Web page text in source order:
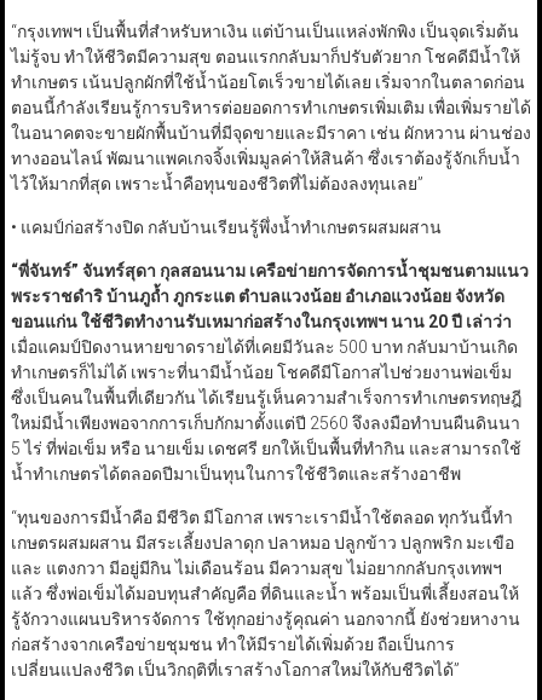
“กรุงเทพฯ เป็นพื้นที่สำหรับหาเงิน แต่บ้านเป็นแหล่งพักพิง เป็นจุดเริ่มต้น
ไม่รู้จบ ทำให้ชีวิตมีความสุข ตอนแรกกลับมาก็ปรับตัวยาก โชคดีมีน้ำให้
ทำเกษตร เน้นปลูกผักที่ใช้น้ำน้อยโตเร็วขายได้เลย เริ่มจากในตลาดก่อน
ตอนนี้กำลังเรียนรู้การบริหารต่อยอดการทำเกษตรเพิ่มเติม เพื่อเพิ่มรายได้
ในอนาคตจะขายผักพื้นบ้านที่มีจุดขายและมีราคา เช่น ผักหวาน ผ่านช่อง
ทางออนไลน์ พัฒนาแพคเกจจิ้งเพิ่มมูลค่าให้สินค้า ซึ่งเราต้องรู้จักเก็บน้ำ
ไว้ให้มากที่สุด เพราะน้ำคือทุนของชีวิตที่ไม่ต้องลงทุนเลย”
• แคมป์ก่อสร้างปิด กลับบ้านเรียนรู้พึ่งน้ำทำเกษตรผสมผสาน
“พี่จันทร์” จันทร์สุดา กุลสอนนาม เครือข่ายการจัดการน้ำชุมชนตามแนว
พระราชดำริ บ้านภูถ้ำ ภูกระแต ตำบลแวงน้อย อำเภอแวงน้อย จังหวัด
ขอนแก่น ใช้ชีวิตทำงานรับเหมาก่อสร้างในกรุงเทพฯ นาน 20ปี เล่าว่า
เมื่อแคมป์ปิดงานหายขาดรายได้ที่เคยมีวันละ 500 บาท กลับมาบ้านเกิด
ทำเกษตรก็ไม่ได้ เพราะที่นามีน้ำน้อย โชคดีมีโอกาสไปช่วยงานพ่อเข็ม
ซึ่งเป็นคนในพื้นที่เดียวกัน ได้เรียนรู้เห็นความสำเร็จการทำเกษตรทฤษฎี
ใหม่มีน้ำเพียงพอจากการเก็บกักมาตั้งแต่ปี 2560 จึงลงมือทำบนผืนดินนา
5 ไร่ ที่พ่อเข็ม หรือ นายเข็ม เดชศรี ยกให้เป็นพื้นที่ทำกิน และสามารถใช้
น้ำทำเกษตรได้ตลอดปีมาเป็นทุนในการใช้ชีวิตและสร้างอาชีพ
“ทุนของการมีน้ำคือ มีชีวิต มีโอกาส เพราะเรามีน้ำใช้ตลอด ทุกวันนี้ทำ
เกษตรผสมผสาน มีสระเลี้ยงปลาดุก ปลาหมอ ปลูกข้าว ปลูกพริก มะเขือ
และ แตงกวา มีอยู่มีกิน ไม่เดือนร้อน มีความสุข ไม่อยากกลับกรุงเทพฯ
แล้ว ซึ่งพ่อเข็มได้มอบทุนสำคัญคือ ที่ดินและน้ำ พร้อมเป็นพี่เลี้ยงสอนให้
รู้จักวางแผนบริหารจัดการ ใช้ทุกอย่างรู้คุณค่า นอกจากนี้ ยังช่วยหางาน
ก่อสร้างจากเครือข่ายชุมชน ทำให้มีรายได้เพิ่มด้วย ถือเป็นการ
เปลี่ยนแปลงชีวิต เป็นวิกฤติที่เราสร้างโอกาสใหม่ให้กับชีวิตได้”